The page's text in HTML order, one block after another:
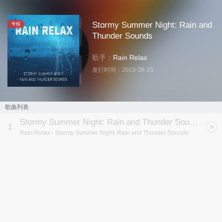
专辑
Stormy Summer Night: Rain and
Thunder Sounds
歌手： Rain Relax
发行时间： 2019-08-25
歌曲列表
1 Stormy Summer Night: Rain and Thunder Sounds
Rain Relax - Stormy Summer Night: Rain and Thunder Sounds